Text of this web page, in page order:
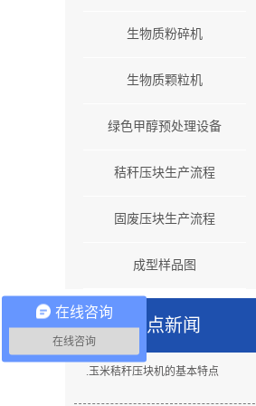
生物质粉碎机
生物质颗粒机
绿色甲醇预处理设备
秸秆压块生产流程
固废压块生产流程
成型样品图
热点新闻
.玉米秸秆压块机的基本特点
在线咨询
在线咨询